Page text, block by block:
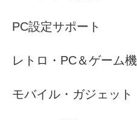
PC設定サポート
レトロ・PC＆ゲーム機
モバイル・ガジェット